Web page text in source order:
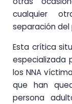
cualquier
separación del
Esta crítica
especializada
los NNA
que han
persona